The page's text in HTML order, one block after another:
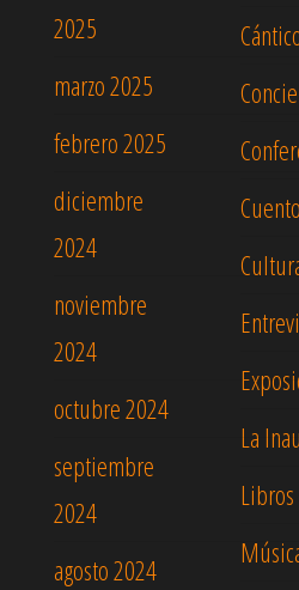
La
Libros
2025
marzo 2025
febrero 2025
diciembre
2024
noviembre
2024
octubre 2024
septiembre
2024
agosto 2024